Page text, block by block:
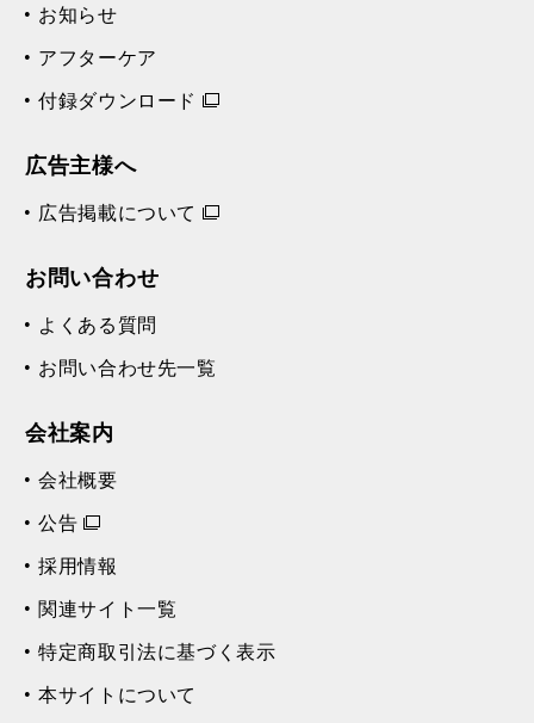
お知らせ
アフターケア
付録ダウンロード
広告主様へ
広告掲載について
お問い合わせ
よくある質問
お問い合わせ先一覧
会社案内
会社概要
公告
採用情報
関連サイト一覧
特定商取引法に基づく表示
本サイトについて